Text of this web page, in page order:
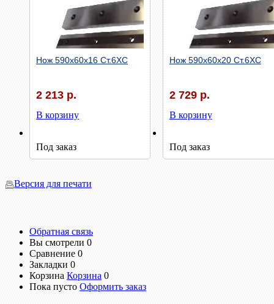
Быстрый просмотр
Нож 590х60х16 Ст.6ХС
2 213 р.
В корзину
Под заказ Быстрый просмотр
Нож 590х60х20 Ст.6ХС
2 729 р.
В корзину
Под заказ
Версия для печати
Обратная связь
Вы смотрели 0
Сравнение 0
Закладки 0
Корзина Корзина 0
Пока пусто Оформить заказ